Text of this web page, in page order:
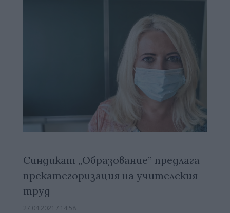
Синдикат „Образование” предлага
прекатегоризация на учителския
труд
27.04.2021 / 14:58